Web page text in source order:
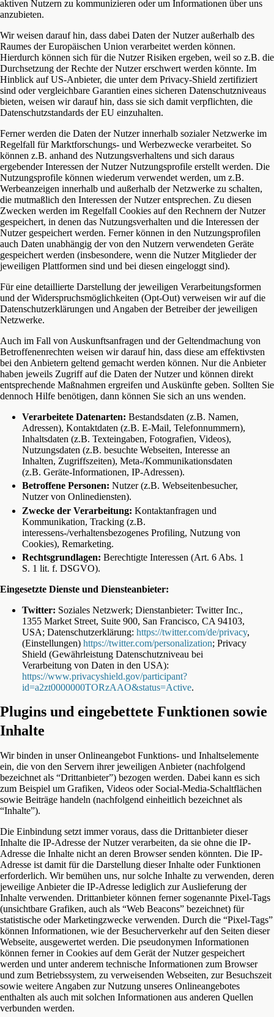
aktiven Nutzern zu kommunizieren oder um Informationen über uns
anzubieten.
Wir weisen darauf hin, dass dabei Daten der Nutzer außerhalb des
Raumes der Europäischen Union verarbeitet werden können.
Hierdurch können sich für die Nutzer Risiken ergeben, weil so z.B. die
Durchsetzung der Rechte der Nutzer erschwert werden könnte. Im
Hinblick auf US-Anbieter, die unter dem Privacy-Shield zertifiziert
sind oder vergleichbare Garantien eines sicheren Datenschutzniveaus
bieten, weisen wir darauf hin, dass sie sich damit verpflichten, die
Datenschutzstandards der EU einzuhalten.
Ferner werden die Daten der Nutzer innerhalb sozialer Netzwerke im
Regelfall für Marktforschungs- und Werbezwecke verarbeitet. So
können z.B. anhand des Nutzungsverhaltens und sich daraus
ergebender Interessen der Nutzer Nutzungsprofile erstellt werden. Die
Nutzungsprofile können wiederum verwendet werden, um z.B.
Werbeanzeigen innerhalb und außerhalb der Netzwerke zu schalten,
die mutmaßlich den Interessen der Nutzer entsprechen. Zu diesen
Zwecken werden im Regelfall Cookies auf den Rechnern der Nutzer
gespeichert, in denen das Nutzungsverhalten und die Interessen der
Nutzer gespeichert werden. Ferner können in den Nutzungsprofilen
auch Daten unabhängig der von den Nutzern verwendeten Geräte
gespeichert werden (insbesondere, wenn die Nutzer Mitglieder der
jeweiligen Plattformen sind und bei diesen eingeloggt sind).
Für eine detaillierte Darstellung der jeweiligen Verarbeitungsformen
und der Widerspruchsmöglichkeiten (Opt-Out) verweisen wir auf die
Datenschutzerklärungen und Angaben der Betreiber der jeweiligen
Netzwerke.
Auch im Fall von Auskunftsanfragen und der Geltendmachung von
Betroffenenrechten weisen wir darauf hin, dass diese am effektivsten
bei den Anbietern geltend gemacht werden können. Nur die Anbieter
haben jeweils Zugriff auf die Daten der Nutzer und können direkt
entsprechende Maßnahmen ergreifen und Auskünfte geben. Sollten Sie
dennoch Hilfe benötigen, dann können Sie sich an uns wenden.
Verarbeitete Datenarten: Bestandsdaten (z.B. Namen,
Adressen), Kontaktdaten (z.B. E-Mail, Telefonnummern),
Inhaltsdaten (z.B. Texteingaben, Fotografien, Videos),
Nutzungsdaten (z.B. besuchte Webseiten, Interesse an
Inhalten, Zugriffszeiten), Meta-/Kommunikationsdaten
(z.B. Geräte-Informationen, IP-Adressen).
Betroffene Personen: Nutzer (z.B. Webseitenbesucher,
Nutzer von Onlinediensten).
Zwecke der Verarbeitung: Kontaktanfragen und
Kommunikation, Tracking (z.B.
interessens-/verhaltensbezogenes Profiling, Nutzung von
Cookies), Remarketing.
Rechtsgrundlagen: Berechtigte Interessen (Art. 6 Abs. 1
S. 1 lit. f. DSGVO).
Eingesetzte Dienste und Diensteanbieter:
Twitter: Soziales Netzwerk; Dienstanbieter: Twitter Inc.,
1355 Market Street, Suite 900, San Francisco, CA 94103,
USA; Datenschutzerklärung: https://twitter.com/de/privacy,
(Einstellungen) https://twitter.com/personalization; Privacy
Shield (Gewährleistung Datenschutzniveau bei
Verarbeitung von Daten in den USA):
https://www.privacyshield.gov/participant?
id=a2zt0000000TORzAAO&status=Active.
Plugins und eingebettete Funktionen sowie
Inhalte
Wir binden in unser Onlineangebot Funktions- und Inhaltselemente
ein, die von den Servern ihrer jeweiligen Anbieter (nachfolgend
bezeichnet als “Drittanbieter”) bezogen werden. Dabei kann es sich
zum Beispiel um Grafiken, Videos oder Social-Media-Schaltflächen
sowie Beiträge handeln (nachfolgend einheitlich bezeichnet als
“Inhalte”).
Die Einbindung setzt immer voraus, dass die Drittanbieter dieser
Inhalte die IP-Adresse der Nutzer verarbeiten, da sie ohne die IP-
Adresse die Inhalte nicht an deren Browser senden könnten. Die IP-
Adresse ist damit für die Darstellung dieser Inhalte oder Funktionen
erforderlich. Wir bemühen uns, nur solche Inhalte zu verwenden, deren
jeweilige Anbieter die IP-Adresse lediglich zur Auslieferung der
Inhalte verwenden. Drittanbieter können ferner sogenannte Pixel-Tags
(unsichtbare Grafiken, auch als “Web Beacons” bezeichnet) für
statistische oder Marketingzwecke verwenden. Durch die “Pixel-Tags”
können Informationen, wie der Besucherverkehr auf den Seiten dieser
Webseite, ausgewertet werden. Die pseudonymen Informationen
können ferner in Cookies auf dem Gerät der Nutzer gespeichert
werden und unter anderem technische Informationen zum Browser
und zum Betriebssystem, zu verweisenden Webseiten, zur Besuchszeit
sowie weitere Angaben zur Nutzung unseres Onlineangebotes
enthalten als auch mit solchen Informationen aus anderen Quellen
verbunden werden.